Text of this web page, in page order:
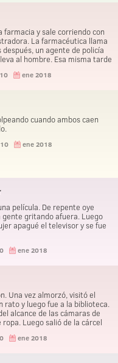
farmacia y sale corriendo con
La farmacéutica llama
un agente de policía
al hombre. Esa misma tarde
ene 2018
cuando ambos caen
ene 2018
película. De repente oye
gente gritando afuera. Luego
apagué el televisor y se fue
ene 2018
Una vez almorzó, visitó el
rato y luego fue a la biblioteca.
alcance de las cámaras de
Luego salió de la cárcel
ene 2018